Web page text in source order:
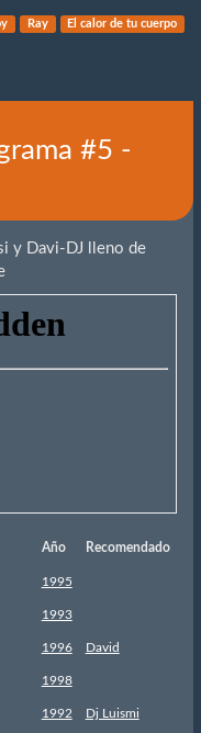
Ray
El calor de tu cuerpo
#5 -
y Davi-DJ lleno de
Año Recomendado
1995
1993
1996 David
1998
1992 Dj Luismi